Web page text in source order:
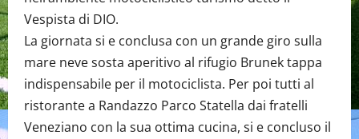
Vespista di DIO.
La giornata si e conclusa con un grande giro sulla
mare neve sosta aperitivo al rifugio Brunek tappa
indispensabile per il motociclista. Per poi tutti al
ristorante a Randazzo Parco Statella dai fratelli
Veneziano con la sua ottima cucina, si e concluso il